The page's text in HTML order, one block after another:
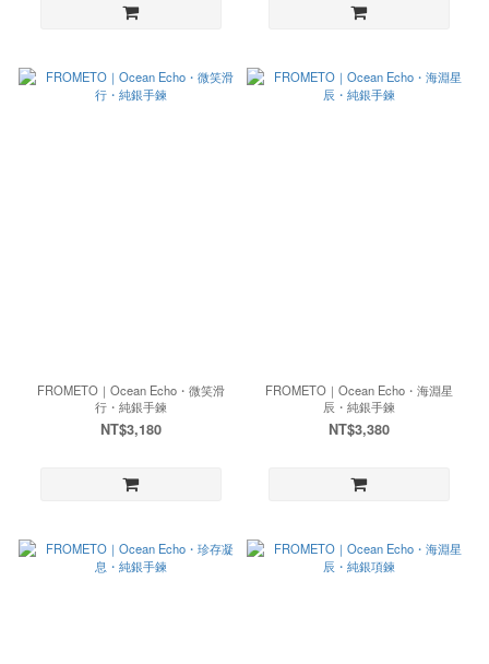
FROMETO｜Ocean Echo・微笑滑
行・純銀手鍊
NT$3,180
FROMETO｜Ocean Echo・海淵星
辰・純銀手鍊
NT$3,380